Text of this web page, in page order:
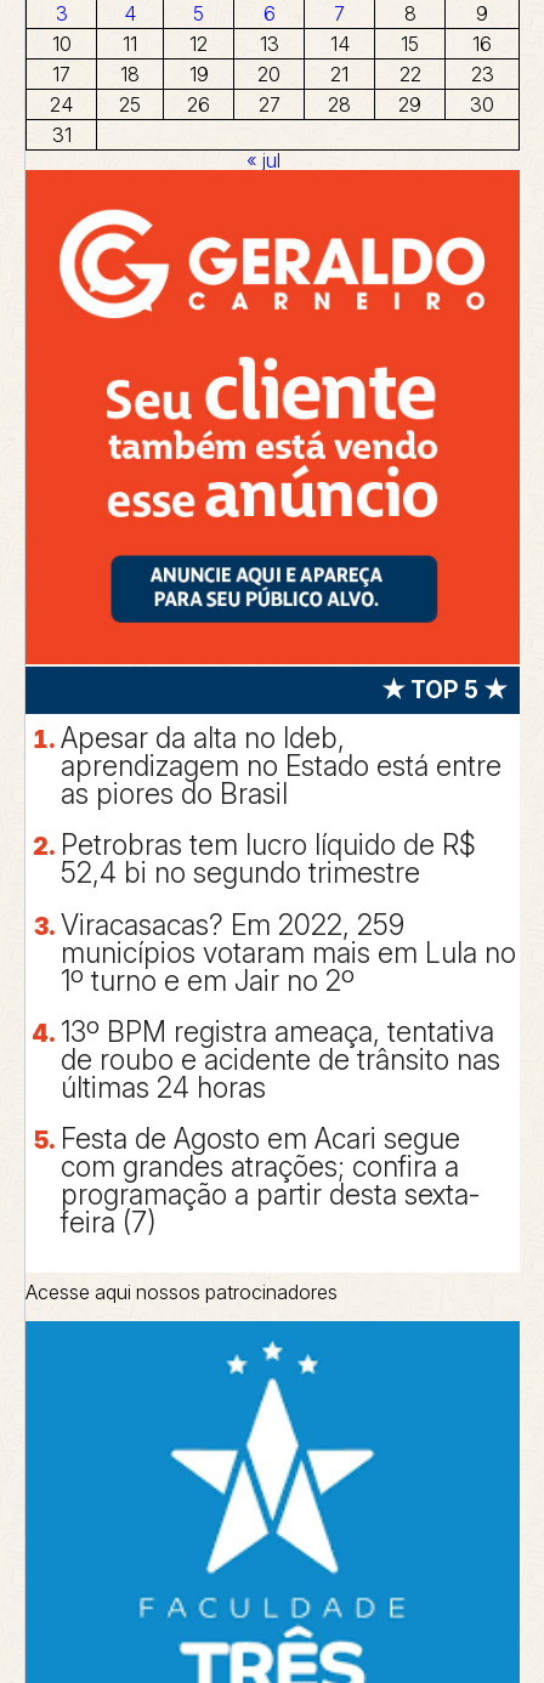
3
4 5 6 7 8
9
10
11 12 13 14 15
16
17
18 19 20 21 22
23
24
25 26 27 28 29
30
31
« jul
★ TOP 5 ★
Apesar da alta no Ideb,
aprendizagem no Estado está entre
as piores do Brasil
Petrobras tem lucro líquido de R$
52,4 bi no segundo trimestre
Viracasacas? Em 2022, 259
municípios votaram mais em Lula no
1º turno e em Jair no 2º
13º BPM registra ameaça, tentativa
de roubo e acidente de trânsito nas
últimas 24 horas
Festa de Agosto em Acari segue
com grandes atrações; confira a
programação a partir desta sexta-
feira (7)
Acesse aqui nossos patrocinadores